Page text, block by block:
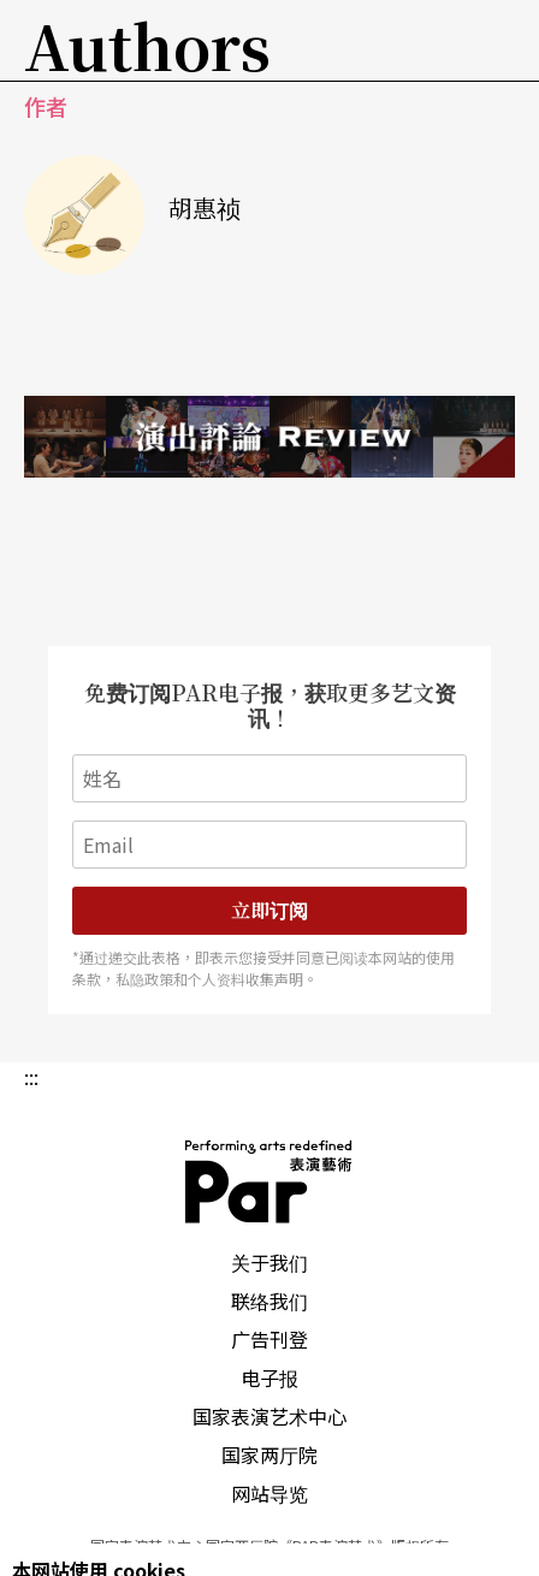
对地方剧种点名测试式的登过剧院舞台之后，这座
拥有现代化设备的舞台，对于传统表演及表演团体
是否投入导「向」性的因子？回看这十年来戏曲类
的表演，是传统与传统的现代化分枝并呈双雄的型
态，传统性的演出愈形精致，而传统戏曲现代化的
脚步则更形加速，跨距明显拉大了。这之中的酵
制如准演剧目，反共剧、剧本审查等，都解套了，
不必费心弄巧安排具有「中心思想」的套装剧目，
带（音影）匣子，早已相中的戏出、名角，久已心
摹的导演、编剧、曲家、乐师，都可以登门访洽；
而在传统戏曲普遍势微的时刻，彼岸国家级戏曲团
体亦把台湾当作表演市场，双方你来我往，要学要
演都有机会。
大陆京剧团搧热观戏室温
数十年死忠的电视歌仔戏所培养的观众。但是当早
年由他们捧红的名角续渐退出舞台之后，当他们齿
的观众比戏台上的演员少的演出，也不少见。歌仔
戏有幸的是当年在野台、在广播、在电视打下观众
基础的演员，如今仍粉墨屹立，进到现代剧场表
演，仍是观众缘常红的不倒翁。
大陆艺人及大陆团的来台湾表演，确曾搧热观戏室
杜近芳的梅派，王吟秋、李世济的程派，宋长荣的
Authors
作者
胡惠祯
免费订阅PAR电子报，获取更多艺文资
讯！
立即订阅
*通过递交此表格，即表示您接受并同意已阅读本网站的使用
条款，私隐政策和个人资料收集声明。
:::
关于我们
联络我们
广告刊登
电子报
国家表演艺术中心
国家两厅院
网站导览
国家表演艺术中心国家两厅院《PAR表演艺术》版权所有
本网站使用 cookies